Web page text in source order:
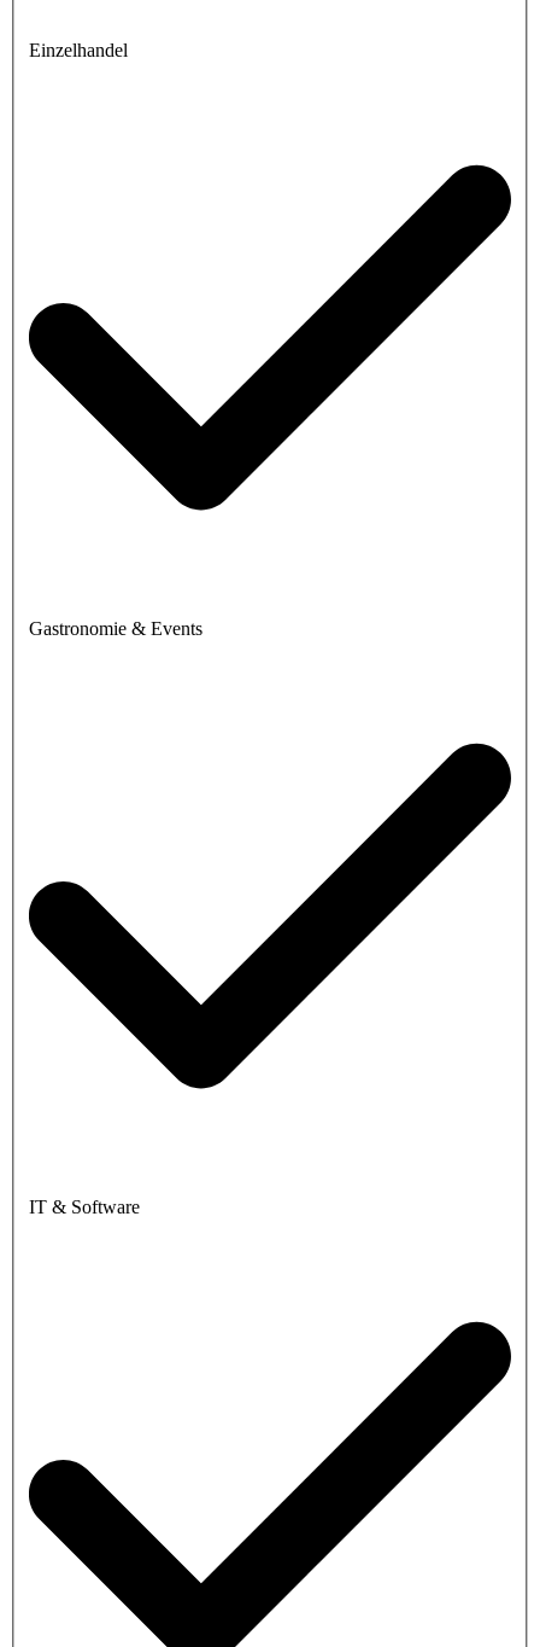
Einzelhandel
Gastronomie & Events
IT & Software